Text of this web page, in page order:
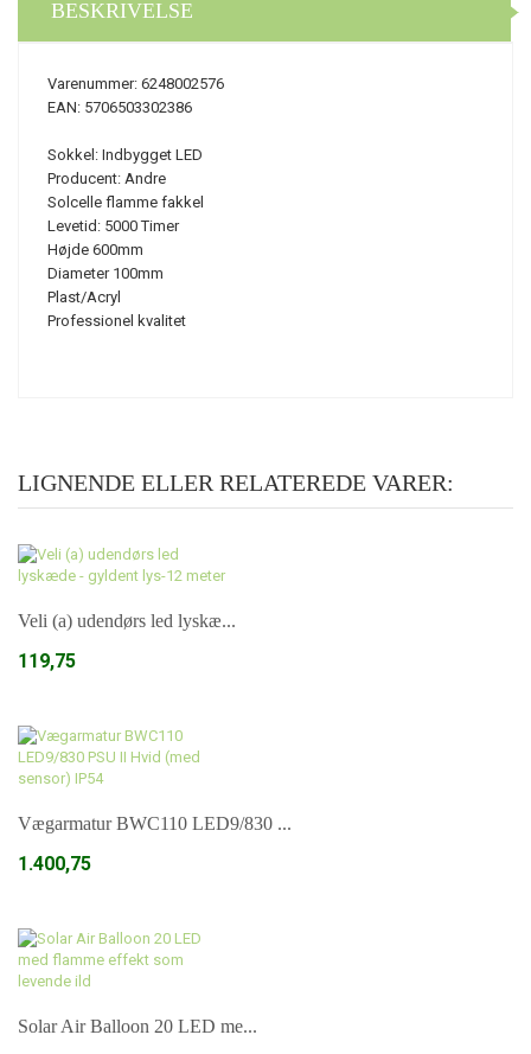
BESKRIVELSE
Varenummer: 6248002576
EAN: 5706503302386
Sokkel: Indbygget LED
Producent: Andre
Solcelle flamme fakkel
Levetid: 5000 Timer
Højde 600mm
Diameter 100mm
Plast/Acryl
Professionel kvalitet
LIGNENDE ELLER RELATEREDE VARER:
Veli (a) udendørs led lyskæ...
119,75
Vægarmatur BWC110 LED9/830 ...
1.400,75
Solar Air Balloon 20 LED me...